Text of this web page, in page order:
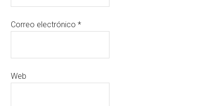
Correo electrónico*
Web